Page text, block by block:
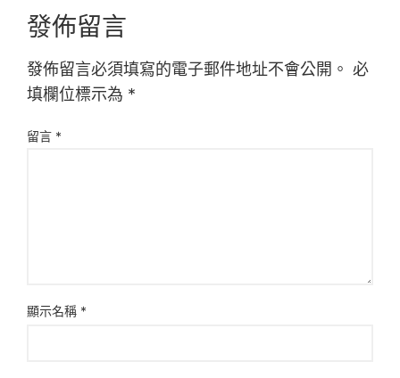
發佈留言
發佈留言必須填寫的電子郵件地址不會公開。 必
填欄位標示為 *
留言 *
顯示名稱 *